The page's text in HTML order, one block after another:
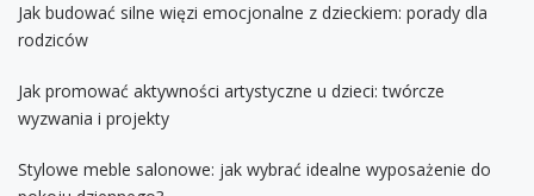
Jak budować silne więzi emocjonalne z dzieckiem: porady dla
rodziców
Jak promować aktywności artystyczne u dzieci: twórcze
wyzwania i projekty
Stylowe meble salonowe: jak wybrać idealne wyposażenie do